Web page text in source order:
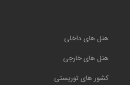
هتل های داخلی
هتل های خارجی
کشور های توریستی